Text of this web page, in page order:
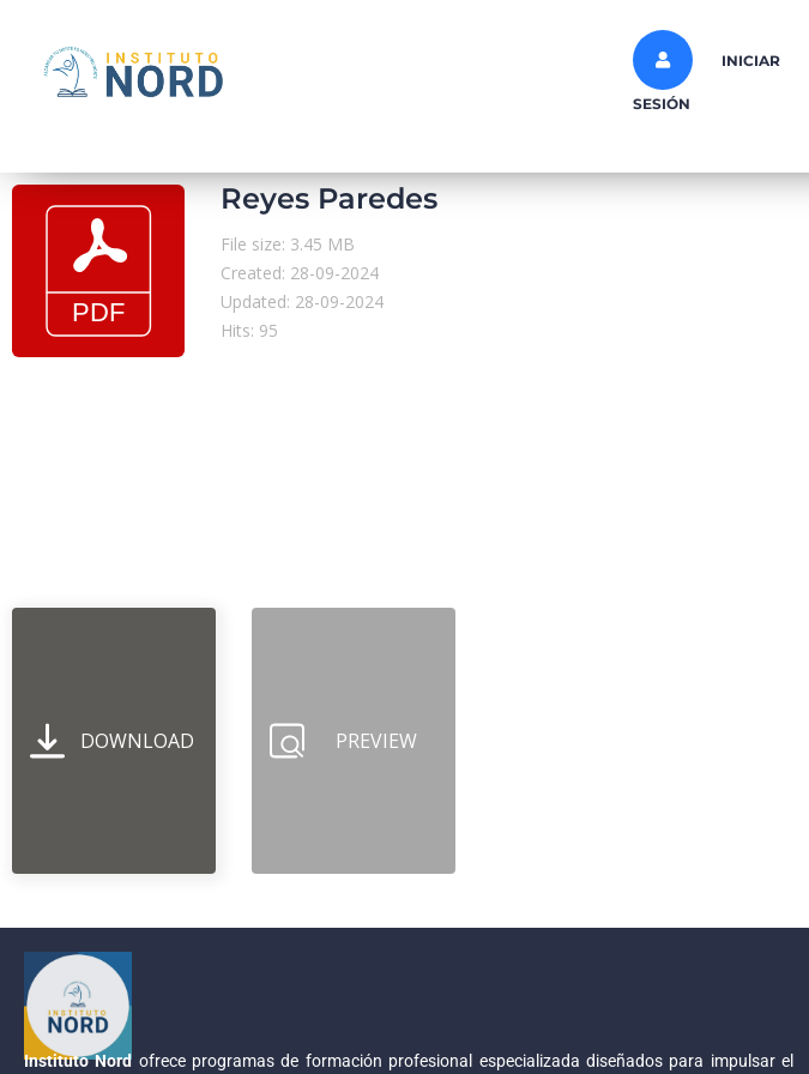
INICIAR
SESIÓN
Reyes Paredes
File size: 3.45 MB
Created: 28-09-2024
Updated: 28-09-2024
Hits: 95
DOWNLOAD PREVIEW
Instituto Nord ofrece programas de formación profesional especializada diseñados para impulsar el